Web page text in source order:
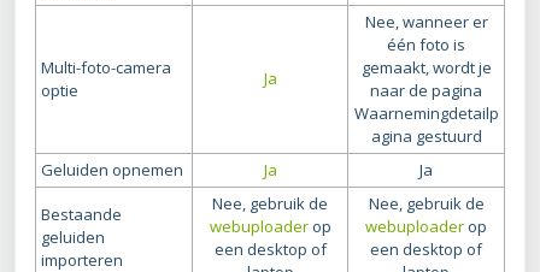
Multi-foto-camera
optie
Ja
Nee, wanneer er
één foto is
gemaakt, wordt je
naar de pagina
Waarnemingdetailp
agina gestuurd
Geluiden opnemen
Ja Ja
Bestaande
geluiden
importeren
Nee, gebruik de
webuploaderop
een desktop of
Nee, gebruik de
webuploaderop
een desktop of